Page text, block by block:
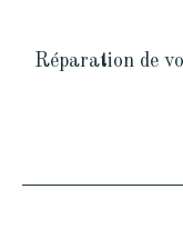
Réparation de